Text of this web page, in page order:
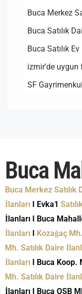
Buca Merkez
Buca Satılık
Buca Satılık Ev
izmir'de uygun
SF Gayrimenkul
Buca
Buca Merkez Satılık
İlanları I Evka1
İlanları I Buca
İlanları I Kozağaç
Mh. Satılık Daire
İlanları I Buca Koop.
Mh. Satılık Daire
İlanları I Buca OSB